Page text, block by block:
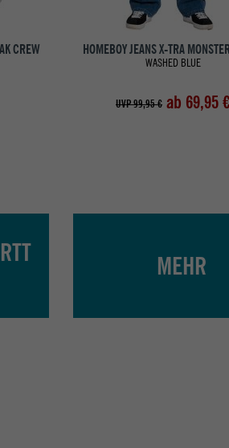
CREW HOMEBOY JEANS X-TRA
WASHED BLUE
UVP 99,95 € ab 69,95 €
MEHR